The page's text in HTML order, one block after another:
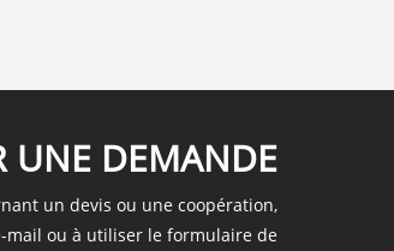
UNE DEMANDE
un devis ou une coopération,
mail ou à utiliser le formulaire de